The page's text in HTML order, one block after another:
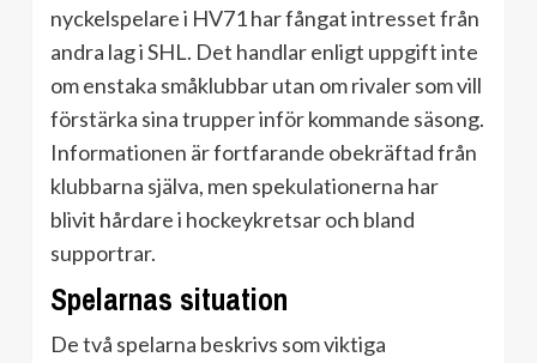
nyckelspelare i HV71 har fångat intresset från
andra lag i SHL. Det handlar enligt uppgift inte
om enstaka småklubbar utan om rivaler som vill
förstärka sina trupper inför kommande säsong.
Informationen är fortfarande obekräftad från
klubbarna själva, men spekulationerna har
blivit hårdare i hockeykretsar och bland
supportrar.
Spelarnas situation
De två spelarna beskrivs som viktiga